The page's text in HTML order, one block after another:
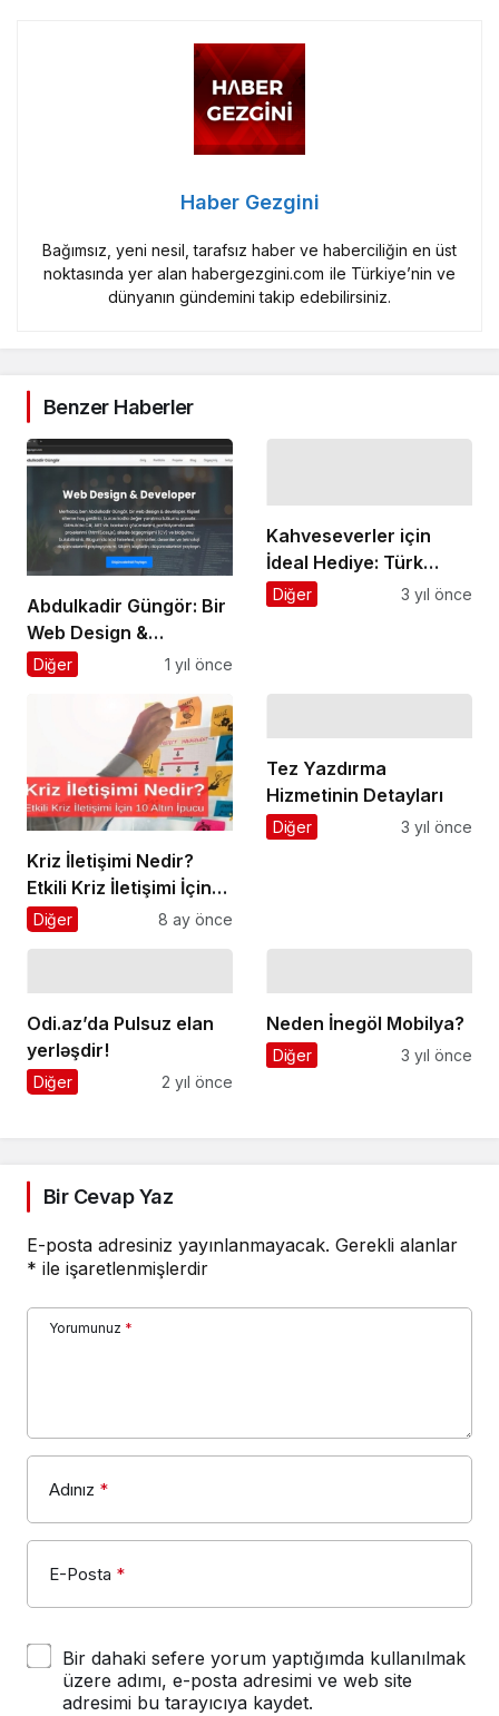
Haber Gezgini
Bağımsız, yeni nesil, tarafsız haber ve haberciliğin en üst
noktasında yer alan habergezgini.com ile Türkiye’nin ve
dünyanın gündemini takip edebilirsiniz.
Benzer Haberler
Abdulkadir Güngör: Bir
Web Design &
Developer Olarak
– Kişisel Web Sitesi
Diğer 1 yıl önce
Kahveseverler için
İdeal Hediye: Türk
Kahve Makinesi
Diğer 3 yıl önce
Kriz İletişimi Nedir?
Etkili Kriz İletişimi İçin
10 Altın İpucu
Diğer 8 ay önce
Tez Yazdırma
Hizmetinin Detayları
Diğer 3 yıl önce
Odi.az’da Pulsuz elan
yerləşdir!
Diğer 2 yıl önce
Neden İnegöl Mobilya?
Diğer 3 yıl önce
Bir Cevap Yaz
E-posta adresiniz yayınlanmayacak. Gerekli alanlar
* ile işaretlenmişlerdir
Yorumunuz *
Adınız *
E-Posta *
Bir dahaki sefere yorum yaptığımda kullanılmak
üzere adımı, e-posta adresimi ve web site
adresimi bu tarayıcıya kaydet.